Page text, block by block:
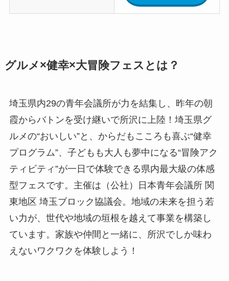
グルメ×健幸×大冒険フェスとは？
埼玉県内29の青年会議所が力を結集し、昨年の朝
霞からバトンを受け継いで所沢に上陸！埼玉県グ
ルメの“おいしい”と、からだもこころも喜ぶ“健幸
プログラム”、子どもも大人も夢中になる“冒険アク
ティビティ”が一日で体験できる県内最大級の体感
型フェスです。主催は（公社）日本青年会議所 関
東地区 埼玉ブロック協議会。地域の未来を担う若
い力が、世代や地域の垣根を越えて事業を構築し
ています。家族や仲間と一緒に、所沢でしか味わ
えないワクワクを体験しよう！